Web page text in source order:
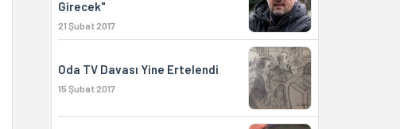
Girecek"
21 Şubat 2017
Oda TV Davası Yine Ertelendi
15 Şubat 2017